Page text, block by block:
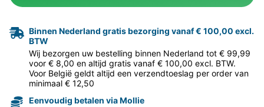
Binnen Nederland gratis bezorging vanaf € 100,00 excl.
BTW
Wij bezorgen uw bestelling binnen Nederland tot € 99,99
voor € 8,00 en altijd gratis vanaf € 100,00 excl. BTW.
Voor België geldt altijd een verzendtoeslag per order van
minimaal € 12,50
Eenvoudig betalen via Mollie